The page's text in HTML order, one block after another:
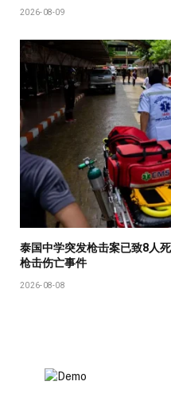
2026-08-09
泰国中学突发枪击案已致8人
枪击伤亡事件
2026-08-08